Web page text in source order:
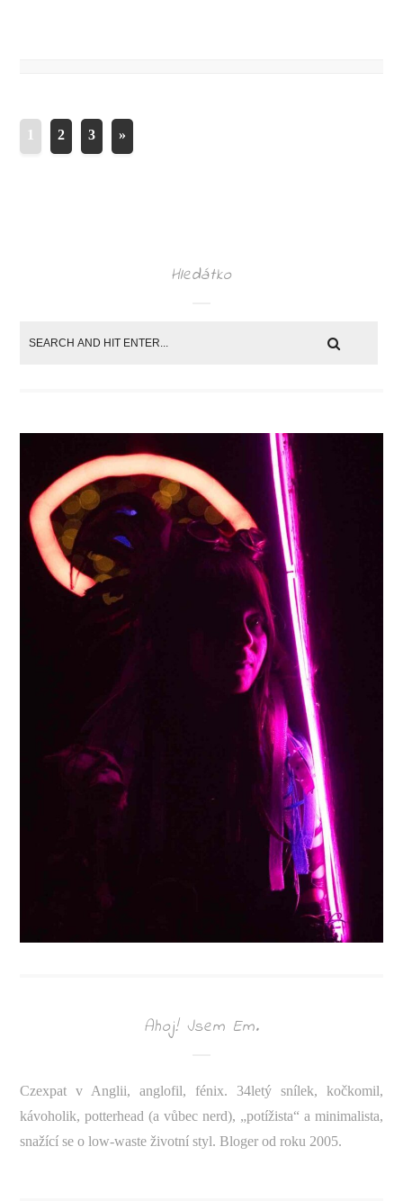
1 2 3 »
Hledátko
Ahoj! Jsem Em.
Czexpat v Anglii, anglofil, fénix. 34letý snílek, kočkomil,
kávoholik, potterhead (a vůbec nerd), „potížista“ a minimalista,
snažící se o low-waste životní styl. Bloger od roku 2005.